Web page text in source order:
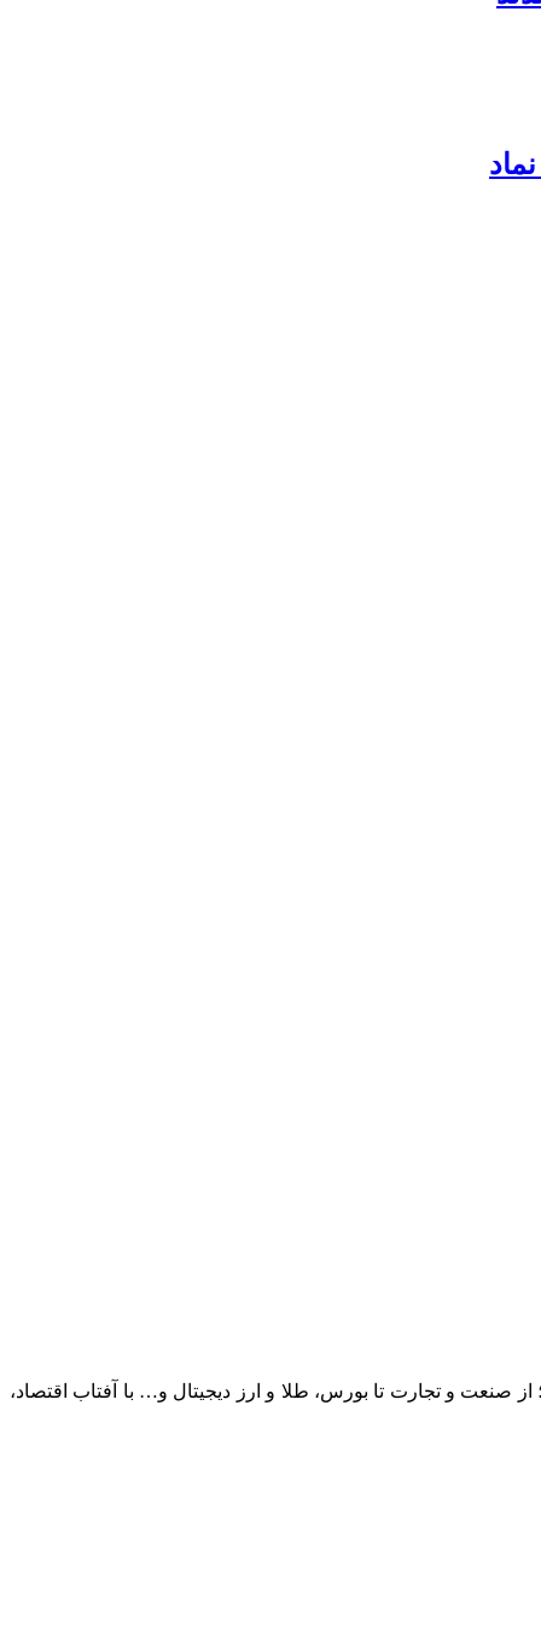
از صنعت و تجارت تا بورس، طلا و ارز دیجیتال و… با آفتاب اقتصاد،